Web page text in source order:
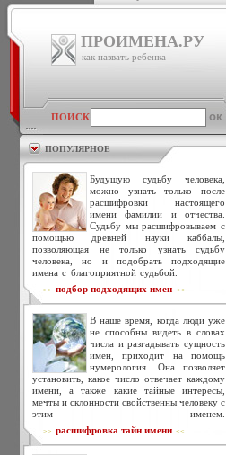
ПРОИМЕНА.РУ
как назвать ребенка
ПОИСК
ПОПУЛЯРНОЕ
Будущую судьбу человека,
можно узнать только после
расшифровки настоящего
имени фамилии и отчества.
Судьбу мы расшифровываем с
помощью древней науки каббалы,
позволяющая не только узнать судьбу
человека, но и подобрать подходящие
имена с благоприятной судьбой.
>> подбор подходящих имен <<
В наше время, когда люди уже
не способны видеть в словах
числа и разгадывать сущность
имен, приходит на помощь
нумерология. Она позволяет
установить, какое число отвечает каждому
имени, а также какие тайные интересы,
мечты и склонности свойственны человеку с
этим именем.
>> расшифровка тайн имени <<